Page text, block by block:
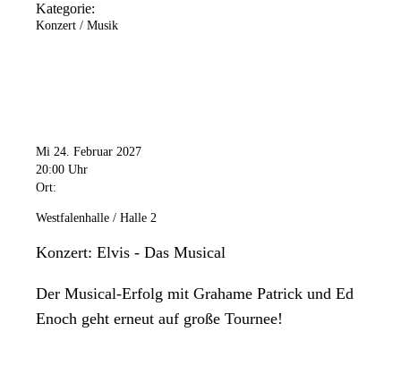
Kategorie:
Konzert / Musik
Mi 24. Februar 2027
20:00 Uhr
Ort:
Westfalenhalle / Halle 2
Konzert: Elvis - Das Musical
Der Musical-Erfolg mit Grahame Patrick und Ed
Enoch geht erneut auf große Tournee!